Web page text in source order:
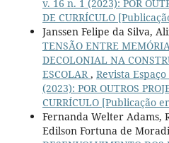
v. 16 n. 1 (2023): POR
DE CURRÍCULO
Janssen Felipe da Silva,
TENSÃO ENTRE
DECOLONIAL NA
ESCOLAR, Revista
(2023): POR OUTROS
CURRÍCULO [Publicação
Fernanda Welter Adams,
Edilson Fortuna de